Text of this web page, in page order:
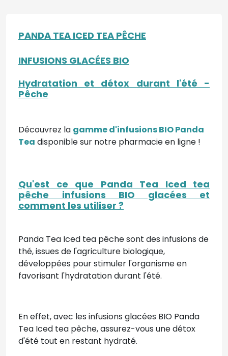
PANDA TEA ICED TEA PÊCHE
INFUSIONS GLACÉES BIO
Hydratation et détox durant l'été -
Pêche
Découvrez la gamme d'infusions BIO Panda
Tea disponible sur notre pharmacie en ligne !
Qu'est ce que Panda Tea Iced tea
pêche infusions BIO glacées et
comment les utiliser ?
Panda Tea Iced tea pêche sont des infusions de
thé, issues de l'agriculture biologique,
développées pour stimuler l'organisme en
favorisant l'hydratation durant l'été.
En effet, avec les infusions glacées BIO Panda
Tea Iced tea pêche, assurez-vous une détox
d'été tout en restant hydraté.